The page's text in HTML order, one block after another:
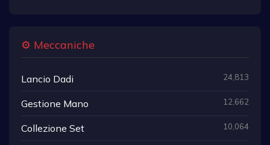
⚙️ Meccaniche
Lancio Dadi 24,813
Gestione Mano 12,662
Collezione Set 10,064